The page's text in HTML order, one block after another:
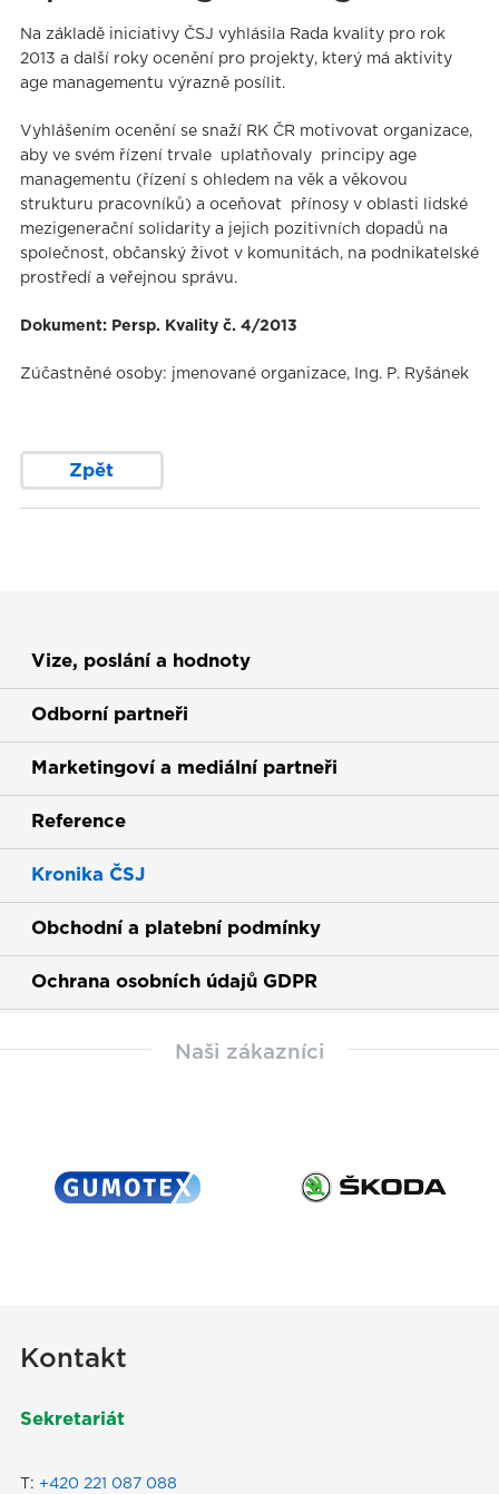
Na základě iniciativy ČSJ vyhlásila Rada kvality pro rok
2013 a další roky ocenění pro projekty, který má aktivity
age managementu výrazně posílit.
Vyhlášením ocenění se snaží RK ČR motivovat organizace,
aby ve svém řízení trvale uplatňovaly principy age
managementu (řízení s ohledem na věk a věkovou
strukturu pracovníků) a oceňovat přínosy v oblasti lidské
mezigenerační solidarity a jejich pozitivních dopadů na
společnost, občanský život v komunitách, na podnikatelské
prostředí a veřejnou správu.
Dokument: Persp. Kvality č. 4/2013
Zúčastněné osoby: jmenované organizace, Ing. P. Ryšánek
Zpět
Vize, poslání a hodnoty
Odborní partneři
Marketingoví a mediální partneři
Reference
Kronika ČSJ
Obchodní a platební podmínky
Ochrana osobních údajů GDPR
Naši zákazníci
Kontakt
Sekretariát
T: +420 221 087 088